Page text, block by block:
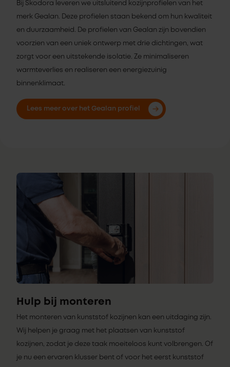
Bij Skodora leveren we uitsluitend kozijnprofielen van het
merk Gealan. Deze profielen staan bekend om hun kwaliteit
en duurzaamheid. De profielen van Gealan zijn bovendien
voorzien van een uniek ontwerp met drie dichtingen, wat
zorgt voor een uitstekende isolatie. Ze minimaliseren
warmteverlies en realiseren een energiezuinig
binnenklimaat.
Lees meer over het Gealan profiel
Hulp bij monteren
Het monteren van kunststof kozijnen kan een uitdaging zijn.
Wij helpen je graag met het plaatsen van kunststof
kozijnen, zodat je deze taak moeiteloos kunt volbrengen. Of
je nu een ervaren klusser bent of voor het eerst kunststof